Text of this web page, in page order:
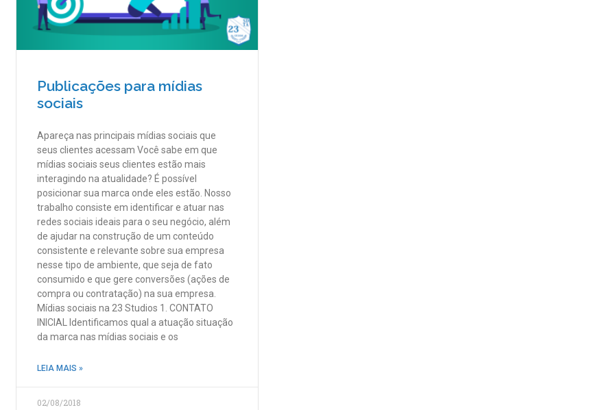
Publicações para mídias
sociais
Apareça nas principais mídias sociais que
seus clientes acessam Você sabe em que
mídias sociais seus clientes estão mais
interagindo na atualidade? É possível
posicionar sua marca onde eles estão. Nosso
trabalho consiste em identificar e atuar nas
redes sociais ideais para o seu negócio, além
de ajudar na construção de um conteúdo
consistente e relevante sobre sua empresa
nesse tipo de ambiente, que seja de fato
consumido e que gere conversões (ações de
compra ou contratação) na sua empresa.
Mídias sociais na 23 Studios 1. CONTATO
INICIAL Identificamos qual a atuação situação
da marca nas mídias sociais e os
LEIA MAIS »
02/08/2018